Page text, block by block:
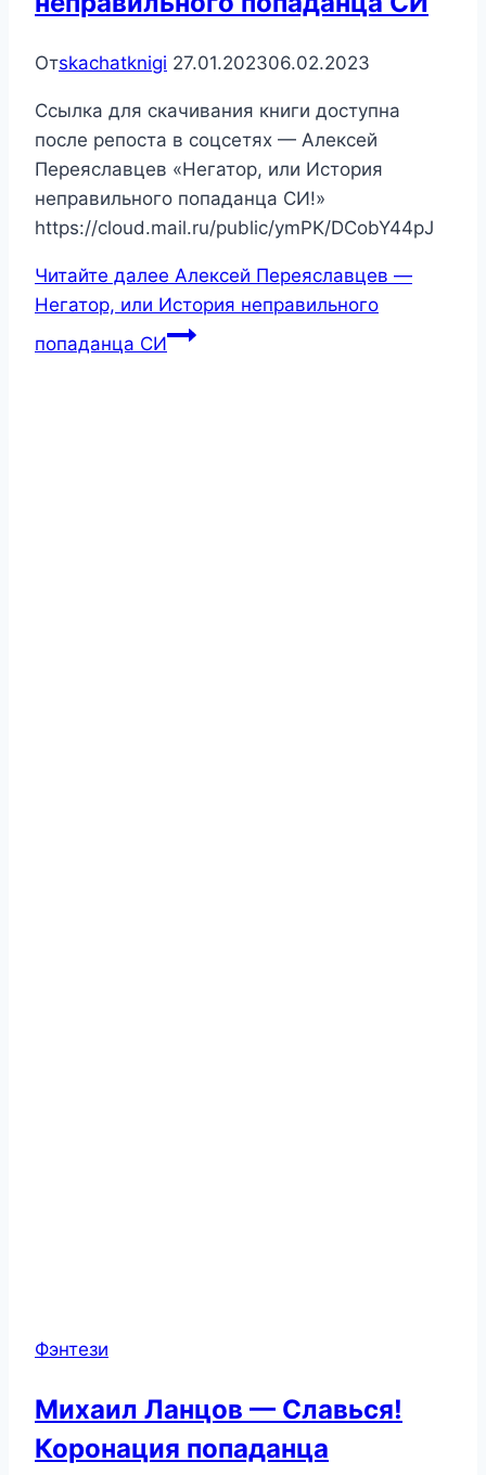
Отskachatknigi 27.01.202306.02.2023
Ссылка для скачивания книги доступна
после репоста в соцсетях — Алексей
Переяславцев «Негатор, или История
неправильного попаданца СИ!»
https://cloud.mail.ru/public/ymPK/DCobY44pJ
Читайте далее Алексей Переяславцев —
Негатор, или История неправильного
попаданца СИ
Фэнтези
Михаил Ланцов — Славься!
Коронация попаданца